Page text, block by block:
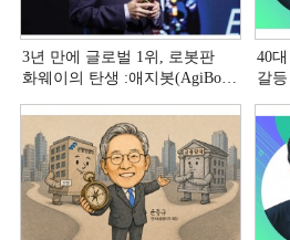
3년 만에 글로벌 1위, 로봇판
화웨이의 탄생 :애지봇(AgiBot·
中 첨단기업 리포트⑬]
40
갈